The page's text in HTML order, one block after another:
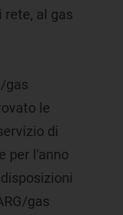
al gas
gas
le
di
per l'anno
gas